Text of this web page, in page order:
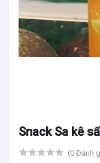
Snack Sa kê
(0 Đánh